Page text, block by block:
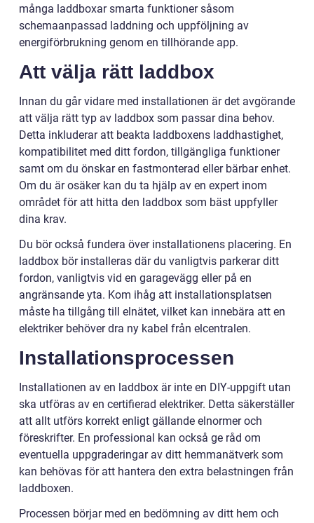
många laddboxar smarta funktioner såsom
schemaanpassad laddning och uppföljning av
energiförbrukning genom en tillhörande app.
Att välja rätt laddbox
Innan du går vidare med installationen är det avgörande
att välja rätt typ av laddbox som passar dina behov.
Detta inkluderar att beakta laddboxens laddhastighet,
kompatibilitet med ditt fordon, tillgängliga funktioner
samt om du önskar en fastmonterad eller bärbar enhet.
Om du är osäker kan du ta hjälp av en expert inom
området för att hitta den laddbox som bäst uppfyller
dina krav.
Du bör också fundera över installationens placering. En
laddbox bör installeras där du vanligtvis parkerar ditt
fordon, vanligtvis vid en garagevägg eller på en
angränsande yta. Kom ihåg att installationsplatsen
måste ha tillgång till elnätet, vilket kan innebära att en
elektriker behöver dra ny kabel från elcentralen.
Installationsprocessen
Installationen av en laddbox är inte en DIY-uppgift utan
ska utföras av en certifierad elektriker. Detta säkerställer
att allt utförs korrekt enligt gällande elnormer och
föreskrifter. En professional kan också ge råd om
eventuella uppgraderingar av ditt hemmanätverk som
kan behövas för att hantera den extra belastningen från
laddboxen.
Processen börjar med en bedömning av ditt hem och